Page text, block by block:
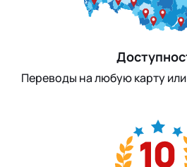
Переводы на любую карту